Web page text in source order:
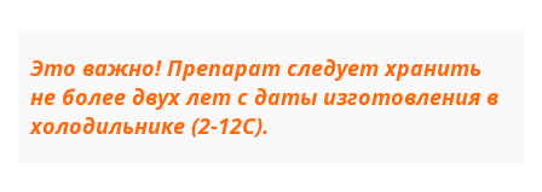
Это важно! Препарат следует хранить
не более двух лет с даты изготовления в
холодильнике (2-12С).